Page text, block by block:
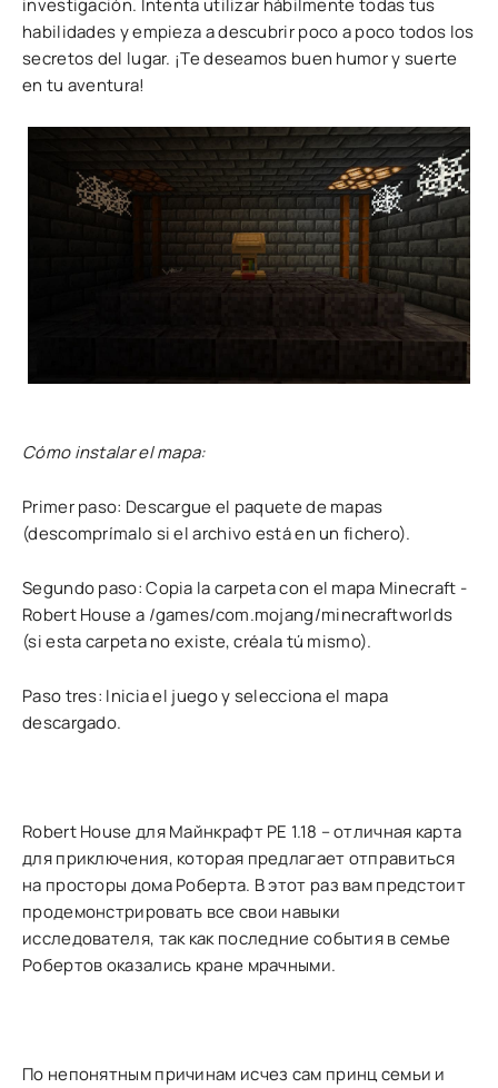
investigación. Intenta utilizar hábilmente todas tus
habilidades y empieza a descubrir poco a poco todos los
secretos del lugar. ¡Te deseamos buen humor y suerte
en tu aventura!
Cómo instalar el mapa:
Primer paso: Descargue el paquete de mapas
(descomprímalo si el archivo está en un fichero).
Segundo paso: Copia la carpeta con el mapa Minecraft -
Robert House a /games/com.mojang/minecraftworlds
(si esta carpeta no existe, créala tú mismo).
Paso tres: Inicia el juego y selecciona el mapa
descargado.
Robert House для Майнкрафт PE 1.18 – отличная карта
для приключения, которая предлагает отправиться
на просторы дома Роберта. В этот раз вам предстоит
продемонстрировать все свои навыки
исследователя, так как последние события в семье
Робертов оказались кране мрачными.
По непонятным причинам исчез сам принц семьи и